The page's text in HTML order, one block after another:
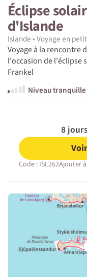
Éclipse
d'Islande
Islande Voyage en
Voyage à la rencontre
l'occasion de l'éclipse
Frankel
Niveau tranquille
8
Code : ISL262Ajouter